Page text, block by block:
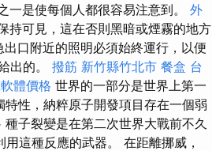
一是使每個人都很容易注意到。 外
持可見，這在否則黑暗或煙霧的地方
出口附近的照明必須始終運行，以便
出的。 撥筋 新竹縣竹北市 餐盒 台
體價格 世界的一部分是世界上第一
特性，納粹原子開發項目存在一個弱
種子裂變是在第二次世界大戰前不久
這種反應的武器。 在距離挪威，